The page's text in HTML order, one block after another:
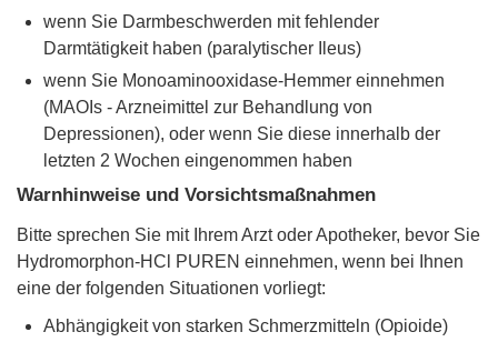
wenn Sie Darmbeschwerden mit fehlender
Darmtätigkeit haben (paralytischer Ileus)
wenn Sie Monoaminooxidase-Hemmer einnehmen
(MAOIs - Arzneimittel zur Behandlung von
Depressionen), oder wenn Sie diese innerhalb der
letzten 2 Wochen eingenommen haben
Warnhinweise und Vorsichtsmaßnahmen
Bitte sprechen Sie mit Ihrem Arzt oder Apotheker, bevor Sie
Hydromorphon-HCl PUREN einnehmen, wenn bei Ihnen
eine der folgenden Situationen vorliegt:
Abhängigkeit von starken Schmerzmitteln (Opioide)